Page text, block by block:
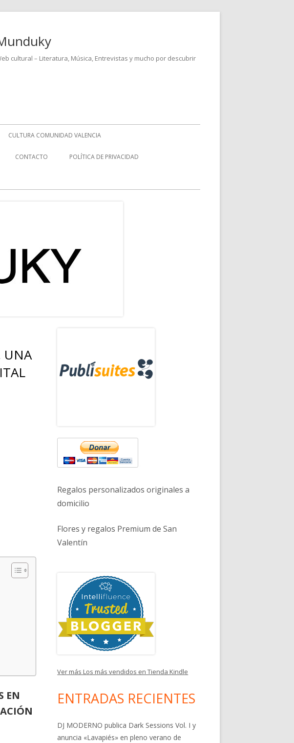
cultural – Literatura, Música, Entrevistas y mucho por descubrir
CULTURA COMUNIDAD VALENCIA
CONTACTO POLÍTICA DE PRIVACIDAD
UNA
EN
lateral
principal
Regalos personalizados originales a
domicilio
Flores y regalos Premium de San
Valentín
Ver más Los más vendidos en Tienda Kindle
ENTRADAS RECIENTES
DJ MODERNO publica Dark Sessions Vol. I y
anuncia «Lavapiés» en pleno verano de